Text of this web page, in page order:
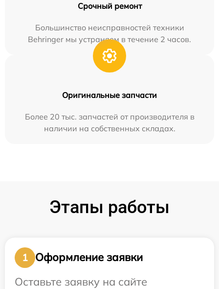
Срочный ремонт
Большинство неисправностей техники
Behringer мы устраняем в течение 2 часов.
Оригинальные запчасти
Более 20 тыс. запчастей от производителя в
наличии на собственных складах.
Этапы работы
1
Оформление заявки
Оставьте заявку на сайте